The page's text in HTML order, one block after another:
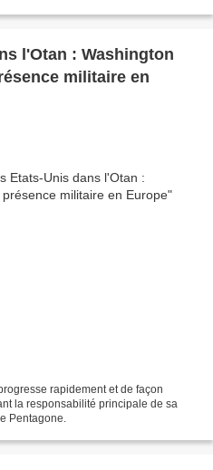
l'Otan : Washington
militaire en
rapidement et de façon
la responsabilité principale de sa
Pentagone.